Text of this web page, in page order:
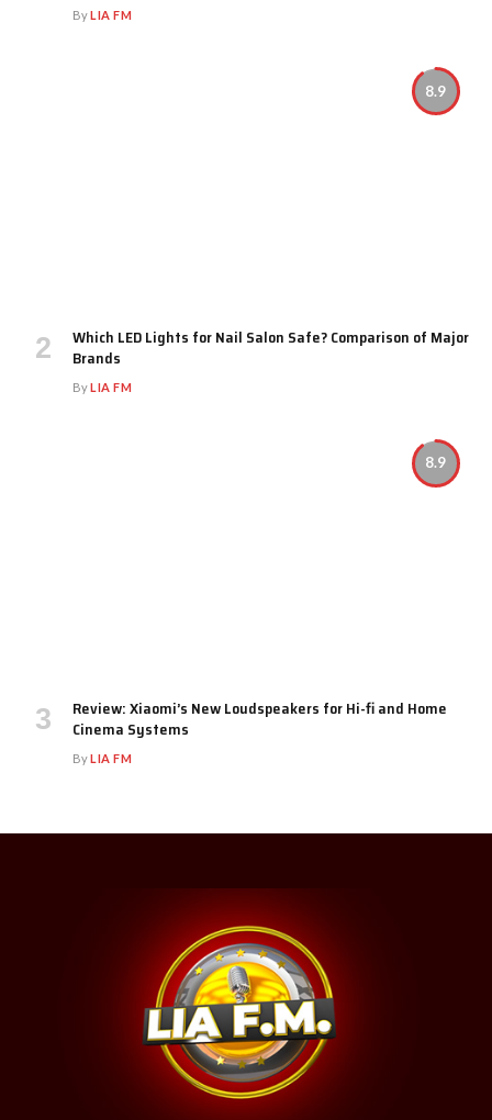
ByLIA FM
8.9
Which LED Lights for Nail Salon Safe? Comparison of Major
Brands
ByLIA FM
8.9
Review: Xiaomi’s New Loudspeakers for Hi-fi and Home
Cinema Systems
ByLIA FM